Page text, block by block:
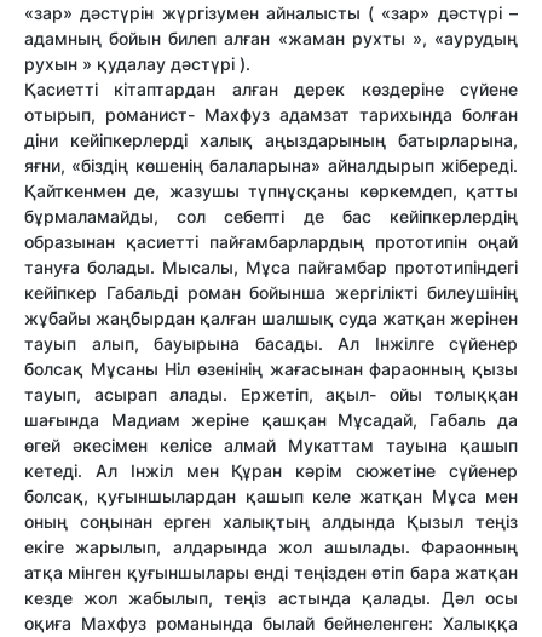
«зар» дәстүрін жүргізумен айналысты ( «зар» дәстүрі –
адамның бойын билеп алған «жаман рухты », «аурудың
рухын » қудалау дәстүрі ).
Қасиетті кітаптардан алған дерек көздеріне сүйене
отырып, романист- Махфуз адамзат тарихында болған
діни кейіпкерлерді халық аңыздарының батырларына,
яғни, «біздің көшенің балаларына» айналдырып жібереді.
Қайткенмен де, жазушы түпнұсқаны көркемдеп, қатты
бұрмаламайды, сол себепті де бас кейіпкерлердің
образынан қасиетті пайғамбарлардың прототипін оңай
тануға болады. Мысалы, Мұса пайғамбар прототипіндегі
кейіпкер Габальді роман бойынша жергілікті билеушінің
жұбайы жаңбырдан қалған шалшық суда жатқан жерінен
тауып алып, бауырына басады. Ал Інжілге сүйенер
болсақ Мұсаны Ніл өзенінің жағасынан фараонның қызы
тауып, асырап алады. Ержетіп, ақыл- ойы толыққан
шағында Мадиам жеріне қашқан Мұсадай, Габаль да
өгей әкесімен келісе алмай Мукаттам тауына қашып
кетеді. Ал Інжіл мен Құран кәрім сюжетіне сүйенер
болсақ, қуғыншылардан қашып келе жатқан Мұса мен
оның соңынан ерген халықтың алдында Қызыл теңіз
екіге жарылып, алдарында жол ашылады. Фараонның
атқа мінген қуғыншылары енді теңізден өтіп бара жатқан
кезде жол жабылып, теңіз астында қалады. Дәл осы
оқиға Махфуз романында былай бейнеленген: Халыққа